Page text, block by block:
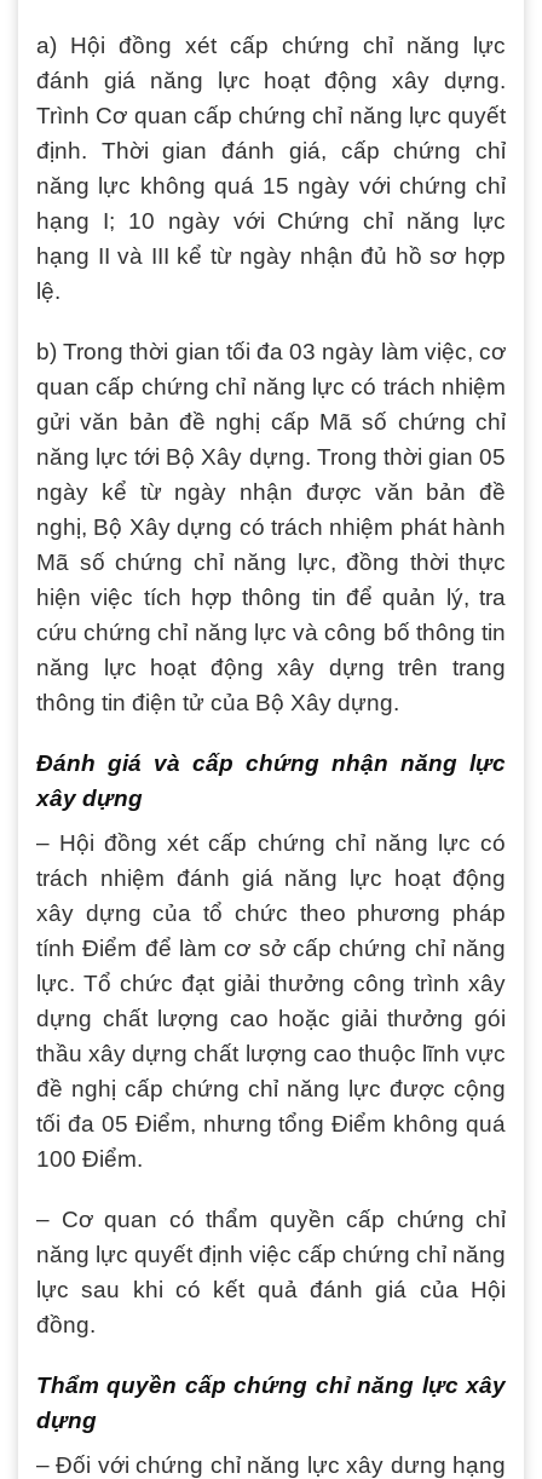
a) Hội đồng xét cấp chứng chỉ năng lực
đánh giá năng lực hoạt động xây dựng.
Trình Cơ quan cấp chứng chỉ năng lực quyết
định. Thời gian đánh giá, cấp chứng chỉ
năng lực không quá 15 ngày với chứng chỉ
hạng I; 10 ngày với Chứng chỉ năng lực
hạng II và III kể từ ngày nhận đủ hồ sơ hợp
lệ.
b) Trong thời gian tối đa 03 ngày làm việc, cơ
quan cấp chứng chỉ năng lực có trách nhiệm
gửi văn bản đề nghị cấp Mã số chứng chỉ
năng lực tới Bộ Xây dựng. Trong thời gian 05
ngày kể từ ngày nhận được văn bản đề
nghị, Bộ Xây dựng có trách nhiệm phát hành
Mã số chứng chỉ năng lực, đồng thời thực
hiện việc tích hợp thông tin để quản lý, tra
cứu chứng chỉ năng lực và công bố thông tin
năng lực hoạt động xây dựng trên trang
thông tin điện tử của Bộ Xây dựng.
Đánh giá và cấp chứng nhận năng lực
xây dựng
– Hội đồng xét cấp chứng chỉ năng lực có
trách nhiệm đánh giá năng lực hoạt động
xây dựng của tổ chức theo phương pháp
tính Điểm để làm cơ sở cấp chứng chỉ năng
lực. Tổ chức đạt giải thưởng công trình xây
dựng chất lượng cao hoặc giải thưởng gói
thầu xây dựng chất lượng cao thuộc lĩnh vực
đề nghị cấp chứng chỉ năng lực được cộng
tối đa 05 Điểm, nhưng tổng Điểm không quá
100 Điểm.
– Cơ quan có thẩm quyền cấp chứng chỉ
năng lực quyết định việc cấp chứng chỉ năng
lực sau khi có kết quả đánh giá của Hội
đồng.
Thẩm quyền cấp chứng chỉ năng lực xây
dựng
– Đối với chứng chỉ năng lực xây dưng hạng